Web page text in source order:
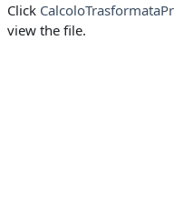
Click
view the file.